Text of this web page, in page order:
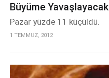
Büyüme Yavaşlayacak
Pazar yüzde 11 küçüldü.
1 TEMMUZ, 2012